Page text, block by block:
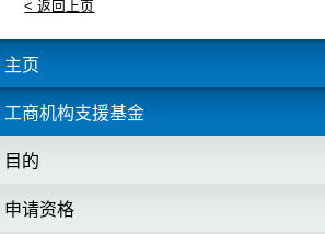
< 返回上页
主页
工商机构支援基金
目的
申请资格